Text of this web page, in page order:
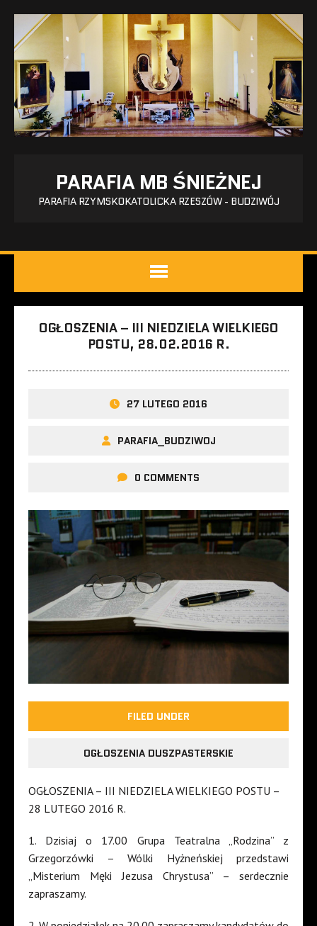
PARAFIA MB ŚNIEŻNEJ
PARAFIA RZYMSKOKATOLICKA RZESZÓW - BUDZIWÓJ
OGŁOSZENIA – III NIEDZIELA WIELKIEGO
POSTU, 28.02.2016 R.
27 LUTEGO 2016
PARAFIA_BUDZIWOJ
0 COMMENTS
FILED UNDER
OGŁOSZENIA DUSZPASTERSKIE
OGŁOSZENIA – III NIEDZIELA WIELKIEGO POSTU –
28 LUTEGO 2016 R.
1. Dzisiaj o 17.00 Grupa Teatralna „Rodzina” z
Grzegorzówki – Wólki Hyżneńskiej przedstawi
„Misterium Męki Jezusa Chrystusa” – serdecznie
zapraszamy.